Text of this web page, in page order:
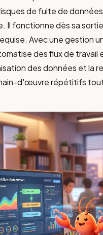
de fuite de
Il fonctionne dès sa
Avec une gestion
des flux de
des données et la
d'œuvre répétitifs